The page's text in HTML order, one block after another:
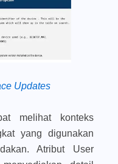
Updates
melihat konteks
yang digunakan
Atribut User